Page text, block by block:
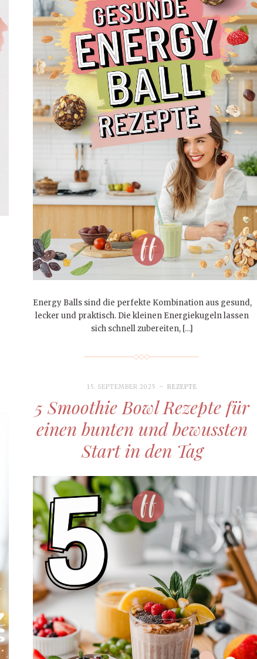
Energy Balls sind die perfekte Kombination aus gesund,
lecker und praktisch. Die kleinen Energiekugeln lassen
sich schnell zubereiten, […]
15. SEPTEMBER 2025 REZEPTE
5 Smoothie Bowl Rezepte für
einen bunten und bewussten
Start in den Tag